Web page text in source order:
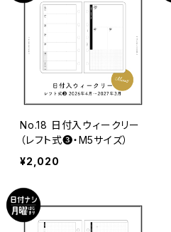
No.18 日付入ウィークリー
（レフト式❸・M5サイズ）
¥2,020